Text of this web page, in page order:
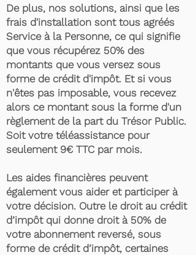
De plus, nos solutions, ainsi que les
frais d'installation sont tous agréés
Service à la Personne, ce qui signifie
que vous récupérez 50% des
montants que vous versez sous
forme de crédit d'impôt. Et si vous
n'êtes pas imposable, vous recevez
alors ce montant sous la forme d'un
règlement de la part du Trésor Public.
Soit votre téléassistance pour
seulement 9€ TTC par mois.
Les aides financières peuvent
également vous aider et participer à
votre décision. Outre le droit au crédit
d’impôt qui donne droit à 50% de
votre abonnement reversé, sous
forme de crédit d’impôt, certaines